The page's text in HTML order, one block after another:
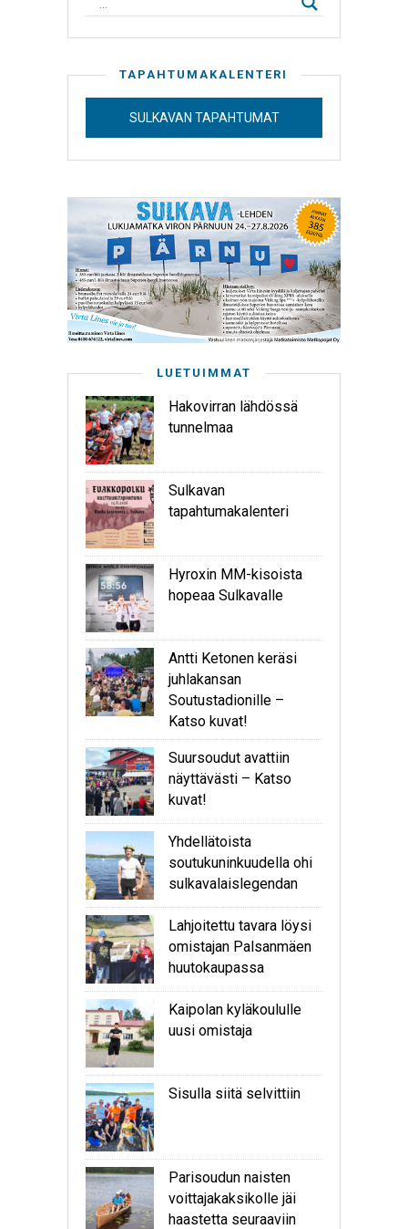
TAPAHTUMAKALENTERI
SULKAVAN TAPAHTUMAT
LUETUIMMAT
Hakovirran lähdössä
tunnelmaa
Sulkavan
tapahtumakalenteri
Hyroxin MM-kisoista
hopeaa Sulkavalle
Antti Ketonen keräsi
juhlakansan
Soutustadionille –
Katso kuvat!
Suursoudut avattiin
näyttävästi – Katso
kuvat!
Yhdellätoista
soutukuninkuudella ohi
sulkavalaislegendan
Lahjoitettu tavara löysi
omistajan Palsanmäen
huutokaupassa
Kaipolan kyläkoululle
uusi omistaja
Sisulla siitä selvittiin
Parisoudun naisten
voittajakaksikolle jäi
haastetta seuraaviin